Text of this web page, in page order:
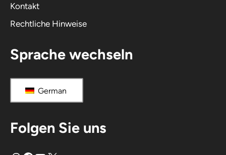
e
:
Kontakt
Rechtliche Hinweise
Sprache wechseln
German
Folgen Sie uns